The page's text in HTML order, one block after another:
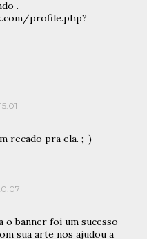
.
profile.php?
recado pra ela. ;-)
o banner foi um sucesso
sua arte nos ajudou a